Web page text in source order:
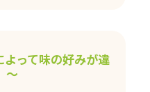
って味の好みが違
～